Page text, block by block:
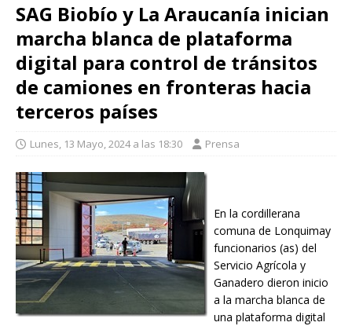
SAG Biobío y La Araucanía inician
marcha blanca de plataforma
digital para control de tránsitos
de camiones en fronteras hacia
terceros países
Lunes, 13 Mayo, 2024 a las 18:30 Prensa
En la cordillerana
comuna de Lonquimay
funcionarios (as) del
Servicio Agrícola y
Ganadero dieron inicio
a la marcha blanca de
una plataforma digital